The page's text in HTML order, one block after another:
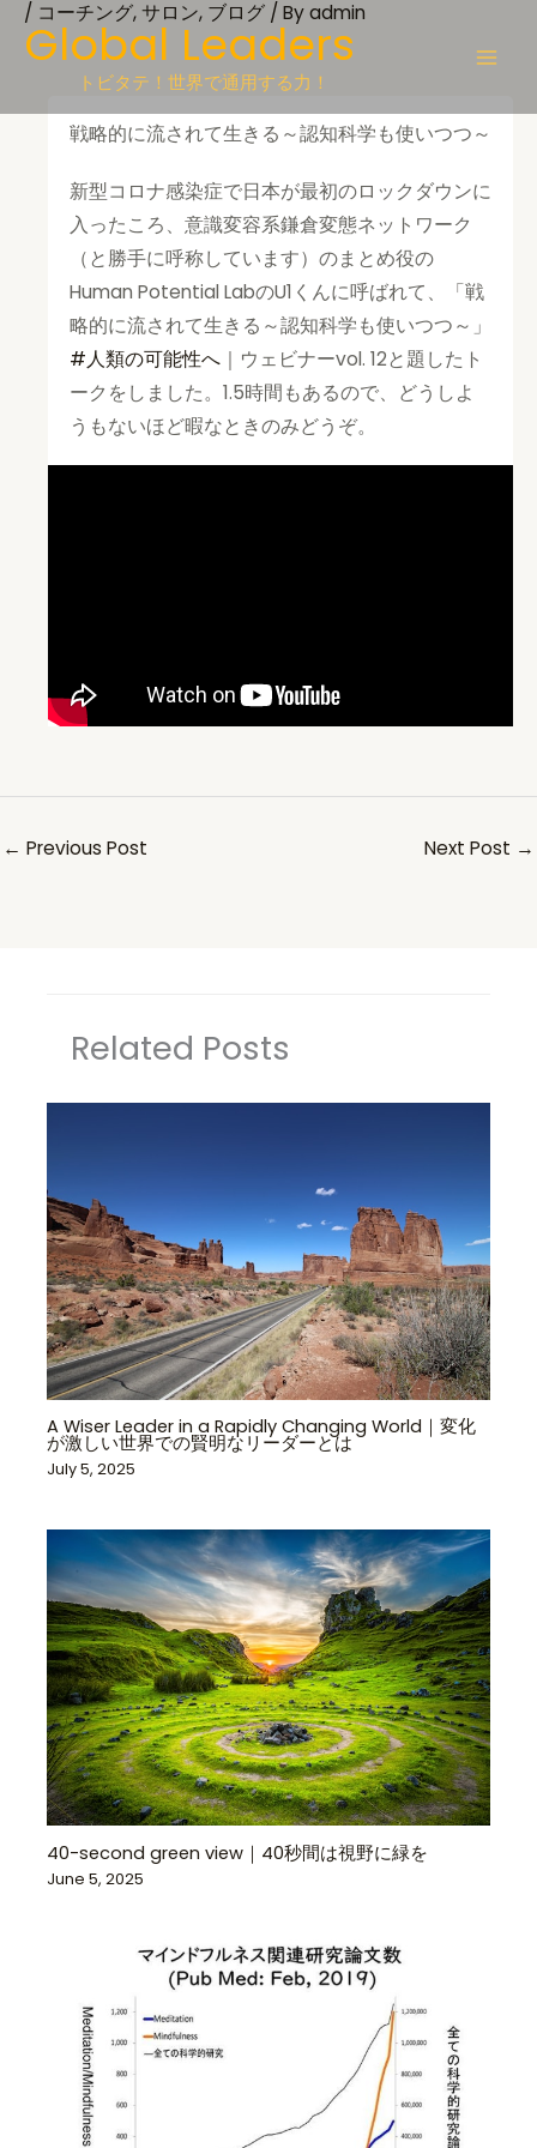
SkipGlobal Leaders
トビタテ！世界で通用する力！
/ コーチング,サロン, ブログ / Byadmin
戦略的に流されて生きる～認知科学も使いつつ～
新型コロナ感染症で日本が最初のロックダウンに
入ったころ、意識変容系鎌倉変態ネットワーク
（と勝手に呼称しています）のまとめ役の
Human Potential LabのU1くんに呼ばれて、「戦
略的に流されて生きる～認知科学も使いつつ～」
#人類の可能性へ ｜ウェビナーvol. 12と題したト
ークをしました。1.5時間もあるので、どうしよ
うもないほど暇なときのみどうぞ。
← Previous Post Next Post →
Related Posts
A Wiser Leader in a Rapidly Changing World｜変化
が激しい世界での賢明なリーダーとは
July 5, 2025
40-second green view｜40秒間は視野に緑を
June 5, 2025